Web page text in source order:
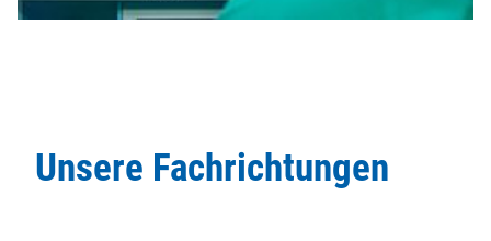
Unsere Fachrichtungen